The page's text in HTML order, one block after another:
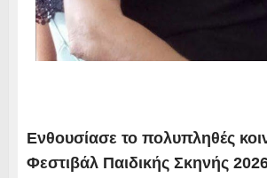
Ενθουσίασε το πολυπληθές
Φεστιβάλ Παιδικής Σκηνής